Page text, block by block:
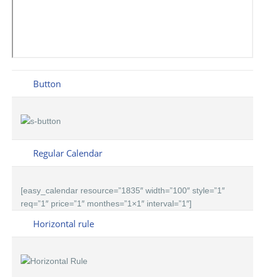
Button
Regular Calendar
[easy_calendar resource=”1835″ width=”100″ style=”1″
req=”1″ price=”1″ monthes=”1×1″ interval=”1″]
Horizontal rule